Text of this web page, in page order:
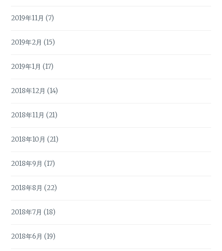
2019年11月 (7)
2019年2月 (15)
2019年1月 (17)
2018年12月 (14)
2018年11月 (21)
2018年10月 (21)
2018年9月 (17)
2018年8月 (22)
2018年7月 (18)
2018年6月 (19)